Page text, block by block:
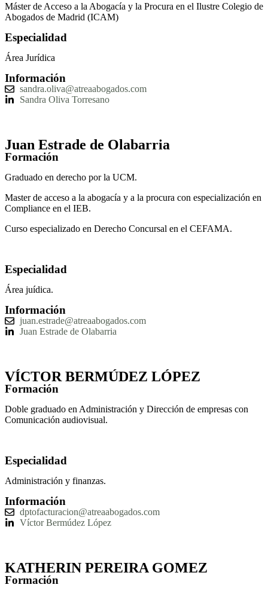
Máster de Acceso a la Abogacía y la Procura en el Ilustre Colegio de
Abogados de Madrid (ICAM)
Especialidad
Área Jurídica
Información
sandra.oliva@atreaabogados.com
Sandra Oliva Torresano
Juan Estrade de Olabarria
Formación
Graduado en derecho por la UCM.
Master de acceso a la abogacía y a la procura con especialización en
Compliance en el IEB.
Curso especializado en Derecho Concursal en el CEFAMA.
Especialidad
Área juídica.
Información
juan.estrade@atreaabogados.com
Juan Estrade de Olabarria
VÍCTOR BERMÚDEZ LÓPEZ
Formación
Doble graduado en Administración y Dirección de empresas con
Comunicación audiovisual.
Especialidad
Administración y finanzas.
Información
dptofacturacion@atreaabogados.com
Víctor Bermúdez López
KATHERIN PEREIRA GOMEZ
Formación